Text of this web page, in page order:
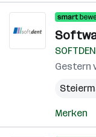
Gestern
Merken